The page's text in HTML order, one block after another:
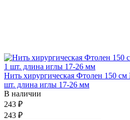
Нить хирургическая Фтолен 150 см
шт. длина иглы 17-26 мм
В наличии
243 ₽
243 ₽